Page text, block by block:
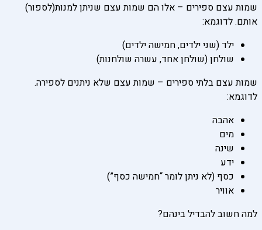
שמות עצם ספירים – אלו הם שמות עצם שניתן למנות(לספור)
אותם. לדוגמא:
ילד (שני ילדים, חמישה ילדים)
שולחן (שולחן אחד, עשרה שולחנות)
שמות עצם בלתי ספירים – שמות עצם שלא ניתנים לספירה.
לדוגמא:
אהבה
מים
שינה
ידע
כסף (לא ניתן לומר “חמישה כסף”)
אוויר
למה חשוב להבדיל בינהם?